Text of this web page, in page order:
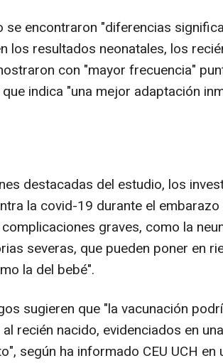
se encontraron "diferencias
los resultados neonatales, los
con "mayor frecuencia"
indica "una mejor adaptación
destacadas del estudio, los
la covid-19 durante el
graves, como la
severas, que pueden poner en
la del bebé".
sugieren que "la vacunación
recién nacido, evidenciados en
según ha informado CEU UCH en